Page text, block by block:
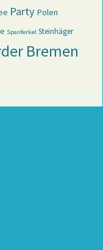
Party Polen
Spanferkel Steinhäger
Bremen